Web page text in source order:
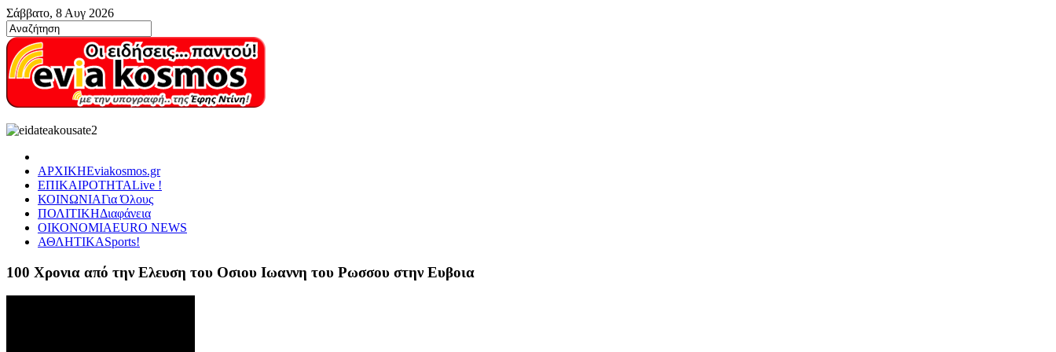
Σάββατο, 8 Αυγ 2026
ΑΡΧΙΚΗEviakosmos.gr
ΕΠΙΚΑΙΡΟΤΗΤΑLive !
ΚΟΙΝΩΝΙΑΓια Όλους
ΠΟΛΙΤΙΚΗΔιαφάνεια
ΟΙΚΟΝΟΜΙΑEURO NEWS
ΑΘΛΗΤΙΚΑSports!
100 Χρονια από την Ελευση του Οσιου Ιωαννη του Ρωσσου στην Ευβοια